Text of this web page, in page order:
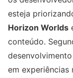
esteja
Horizon Worlds
conteúdo.
em experiências